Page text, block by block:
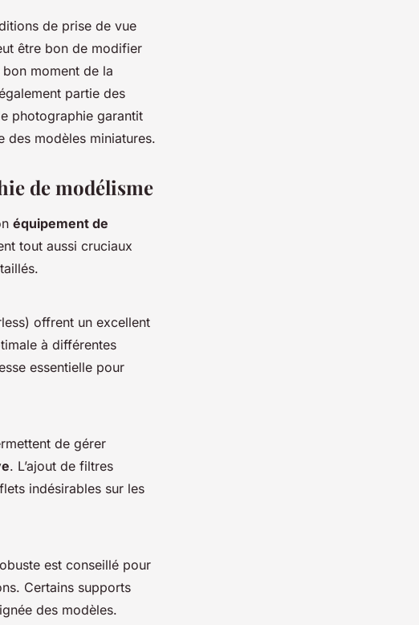
de prise de vue
être bon de modifier
bon moment de la
partie des
photographie garantit
des modèles miniatures.
de modélisme
équipement de
tout aussi cruciaux
offrent un excellent
à différentes
essentielle pour
de gérer
. L’ajout de filtres
indésirables sur les
est conseillé pour
Certains supports
des modèles.